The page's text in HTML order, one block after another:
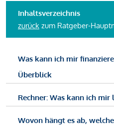
Inhaltsverzeichnis
zurück zum Ratgeber-
Was kann ich mir
Überblick
Rechner: Was kann ich mir
Wovon hängt es ab,